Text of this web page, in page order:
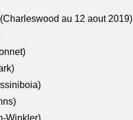
au 12 aout 2019)
Winkler)